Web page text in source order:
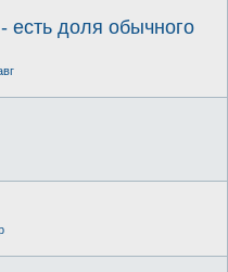
доля обычного